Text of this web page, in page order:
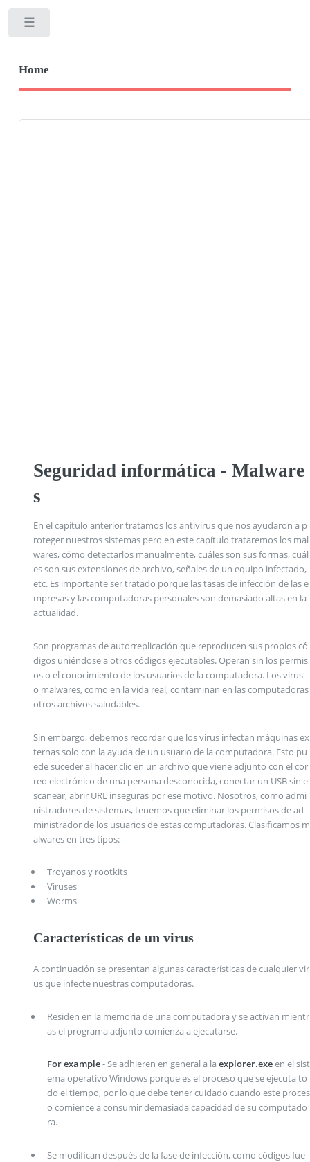
Home
Seguridad informática - Malware
s
En el capítulo anterior tratamos los antivirus que nos ayudaron a p
roteger nuestros sistemas pero en este capítulo trataremos los mal
wares, cómo detectarlos manualmente, cuáles son sus formas, cuál
es son sus extensiones de archivo, señales de un equipo infectado,
etc. Es importante ser tratado porque las tasas de infección de las e
mpresas y las computadoras personales son demasiado altas en la
actualidad.
Son programas de autorreplicación que reproducen sus propios có
digos uniéndose a otros códigos ejecutables. Operan sin los permis
os o el conocimiento de los usuarios de la computadora. Los virus
o malwares, como en la vida real, contaminan en las computadoras
otros archivos saludables.
Sin embargo, debemos recordar que los virus infectan máquinas ex
ternas solo con la ayuda de un usuario de la computadora. Esto pu
ede suceder al hacer clic en un archivo que viene adjunto con el cor
reo electrónico de una persona desconocida, conectar un USB sin e
scanear, abrir URL inseguras por ese motivo. Nosotros, como admi
nistradores de sistemas, tenemos que eliminar los permisos de ad
ministrador de los usuarios de estas computadoras. Clasificamos m
alwares en tres tipos:
Troyanos y rootkits
Viruses
Worms
Características de un virus
A continuación se presentan algunas características de cualquier vir
us que infecte nuestras computadoras.
Residen en la memoria de una computadora y se activan mientr
as el programa adjunto comienza a ejecutarse.
For example- Se adhieren en general a la explorer.exeen el sist
ema operativo Windows porque es el proceso que se ejecuta to
do el tiempo, por lo que debe tener cuidado cuando este proces
o comience a consumir demasiada capacidad de su computado
ra.
Se modifican después de la fase de infección, como códigos fue